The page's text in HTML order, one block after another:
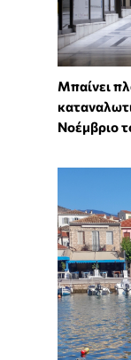
Μπαίνει
Νοέμβριο